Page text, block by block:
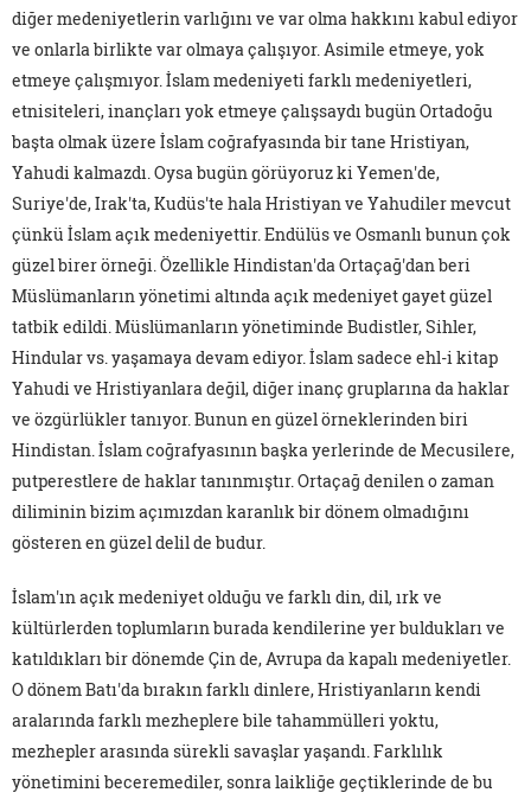
diğer medeniyetlerin varlığını ve var olma hakkını kabul ediyor
ve onlarla birlikte var olmaya çalışıyor. Asimile etmeye, yok
etmeye çalışmıyor. İslam medeniyeti farklı medeniyetleri,
etnisiteleri, inançları yok etmeye çalışsaydı bugün Ortadoğu
başta olmak üzere İslam coğrafyasında bir tane Hristiyan,
Yahudi kalmazdı. Oysa bugün görüyoruz ki Yemen'de,
Suriye'de, Irak'ta, Kudüs'te hala Hristiyan ve Yahudiler mevcut
çünkü İslam açık medeniyettir. Endülüs ve Osmanlı bunun çok
güzel birer örneği. Özellikle Hindistan'da Ortaçağ'dan beri
Müslümanların yönetimi altında açık medeniyet gayet güzel
tatbik edildi. Müslümanların yönetiminde Budistler, Sihler,
Hindular vs. yaşamaya devam ediyor. İslam sadece ehl-i kitap
Yahudi ve Hristiyanlara değil, diğer inanç gruplarına da haklar
ve özgürlükler tanıyor. Bunun en güzel örneklerinden biri
Hindistan. İslam coğrafyasının başka yerlerinde de Mecusilere,
putperestlere de haklar tanınmıştır. Ortaçağ denilen o zaman
diliminin bizim açımızdan karanlık bir dönem olmadığını
gösteren en güzel delil de budur.
İslam'ın açık medeniyet olduğu ve farklı din, dil, ırk ve
kültürlerden toplumların burada kendilerine yer buldukları ve
katıldıkları bir dönemde Çin de, Avrupa da kapalı medeniyetler.
O dönem Batı'da bırakın farklı dinlere, Hristiyanların kendi
aralarında farklı mezheplere bile tahammülleri yoktu,
mezhepler arasında sürekli savaşlar yaşandı. Farklılık
yönetimini beceremediler, sonra laikliğe geçtiklerinde de bu